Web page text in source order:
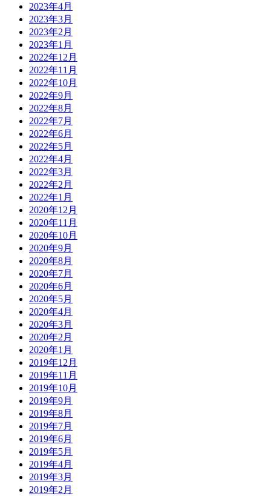
2023年4月
2023年3月
2023年2月
2023年1月
2022年12月
2022年11月
2022年10月
2022年9月
2022年8月
2022年7月
2022年6月
2022年5月
2022年4月
2022年3月
2022年2月
2022年1月
2020年12月
2020年11月
2020年10月
2020年9月
2020年8月
2020年7月
2020年6月
2020年5月
2020年4月
2020年3月
2020年2月
2020年1月
2019年12月
2019年11月
2019年10月
2019年9月
2019年8月
2019年7月
2019年6月
2019年5月
2019年4月
2019年3月
2019年2月